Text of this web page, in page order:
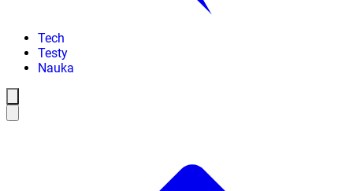
Tech
Testy
Nauka